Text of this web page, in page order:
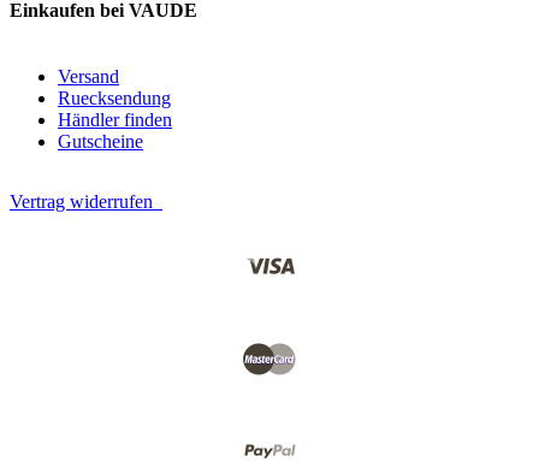
Einkaufen bei VAUDE
Versand
Ruecksendung
Händler finden
Gutscheine
Vertrag widerrufen